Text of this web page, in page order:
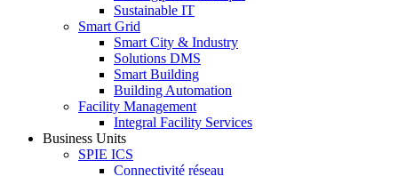
Sustainable IT
Smart Grid
Smart City & Industry
Solutions DMS
Smart Building
Building Automation
Facility Management
Integral Facility Services
Business Units
SPIE ICS
Connectivité réseau